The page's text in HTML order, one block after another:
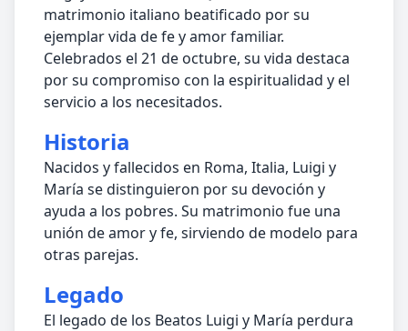
matrimonio italiano beatificado por su
ejemplar vida de fe y amor familiar.
Celebrados el 21 de octubre, su vida destaca
por su compromiso con la espiritualidad y el
servicio a los necesitados.
Historia
Nacidos y fallecidos en Roma, Italia, Luigi y
María se distinguieron por su devoción y
ayuda a los pobres. Su matrimonio fue una
unión de amor y fe, sirviendo de modelo para
otras parejas.
Legado
El legado de los Beatos Luigi y María perdura